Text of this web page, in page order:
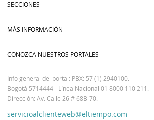
SECCIONES
MÁS INFORMACIÓN
CONOZCA NUESTROS PORTALES
Info general del portal: PBX: 57 (1) 2940100.
Bogotá 5714444 - Línea Nacional 01 8000 110 211.
Dirección: Av. Calle 26 # 68B-70.
servicioalclienteweb@eltiempo.com